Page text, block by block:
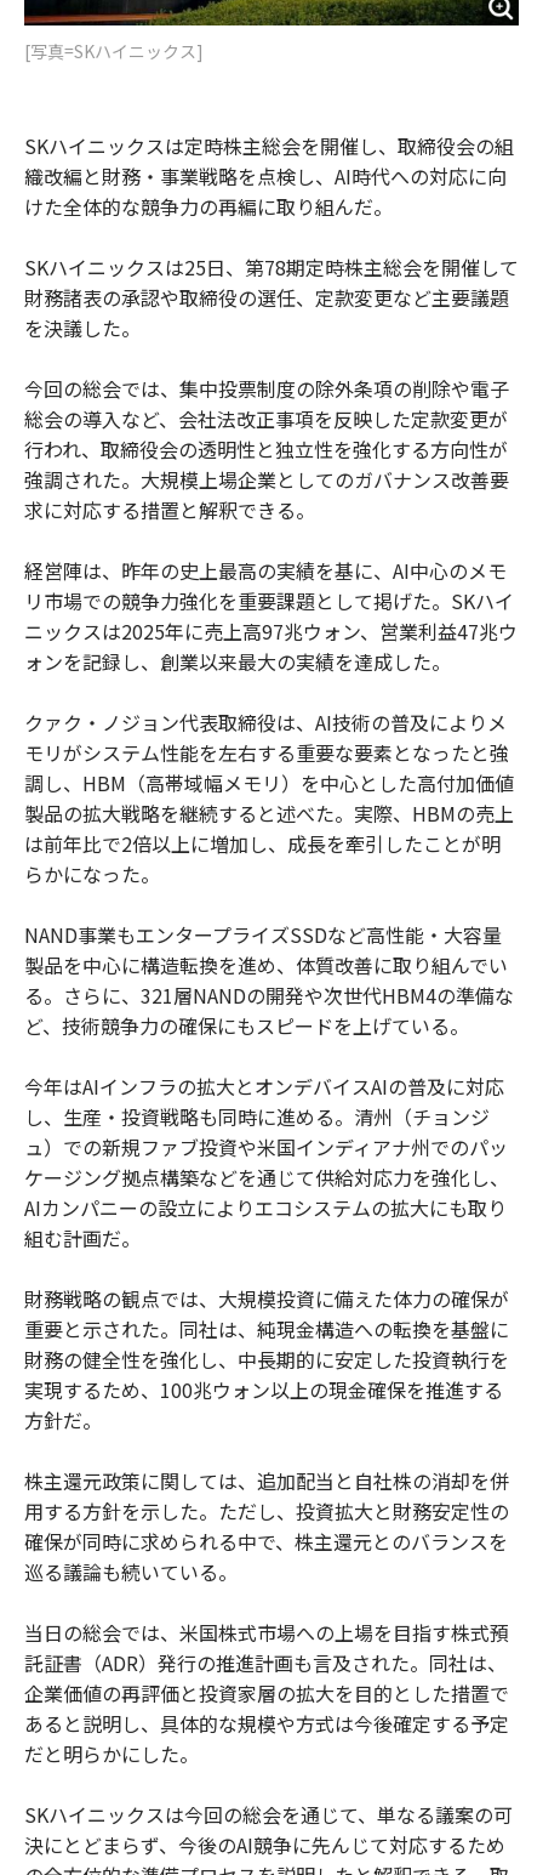
[写真=SKハイニックス]
SKハイニックスは定時株主総会を開催し、取締役会の組
織改編と財務・事業戦略を点検し、AI時代への対応に向
けた全体的な競争力の再編に取り組んだ。
SKハイニックスは25日、第78期定時株主総会を開催して
財務諸表の承認や取締役の選任、定款変更など主要議題
を決議した。
今回の総会では、集中投票制度の除外条項の削除や電子
総会の導入など、会社法改正事項を反映した定款変更が
行われ、取締役会の透明性と独立性を強化する方向性が
強調された。大規模上場企業としてのガバナンス改善要
求に対応する措置と解釈できる。
経営陣は、昨年の史上最高の実績を基に、AI中心のメモ
リ市場での競争力強化を重要課題として掲げた。SKハイ
ニックスは2025年に売上高97兆ウォン、営業利益47兆ウ
ォンを記録し、創業以来最大の実績を達成した。
クァク・ノジョン代表取締役は、AI技術の普及によりメ
モリがシステム性能を左右する重要な要素となったと強
調し、HBM（高帯域幅メモリ）を中心とした高付加価値
製品の拡大戦略を継続すると述べた。実際、HBMの売上
は前年比で2倍以上に増加し、成長を牽引したことが明
らかになった。
NAND事業もエンタープライズSSDなど高性能・大容量
製品を中心に構造転換を進め、体質改善に取り組んでい
る。さらに、321層NANDの開発や次世代HBM4の準備な
ど、技術競争力の確保にもスピードを上げている。
今年はAIインフラの拡大とオンデバイスAIの普及に対応
し、生産・投資戦略も同時に進める。清州（チョンジ
ュ）での新規ファブ投資や米国インディアナ州でのパッ
ケージング拠点構築などを通じて供給対応力を強化し、
AIカンパニーの設立によりエコシステムの拡大にも取り
組む計画だ。
財務戦略の観点では、大規模投資に備えた体力の確保が
重要と示された。同社は、純現金構造への転換を基盤に
財務の健全性を強化し、中長期的に安定した投資執行を
実現するため、100兆ウォン以上の現金確保を推進する
方針だ。
株主還元政策に関しては、追加配当と自社株の消却を併
用する方針を示した。ただし、投資拡大と財務安定性の
確保が同時に求められる中で、株主還元とのバランスを
巡る議論も続いている。
当日の総会では、米国株式市場への上場を目指す株式預
託証書（ADR）発行の推進計画も言及された。同社は、
企業価値の再評価と投資家層の拡大を目的とした措置で
あると説明し、具体的な規模や方式は今後確定する予定
だと明らかにした。
SKハイニックスは今回の総会を通じて、単なる議案の可
決にとどまらず、今後のAI競争に先んじて対応するため